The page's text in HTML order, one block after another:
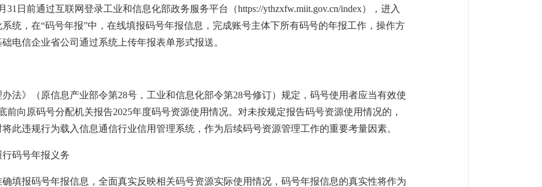
31日前通过互联网登录工业和信息化部政务服务平台（https://ythzxfw.miit.gov.cn/index），进入
统，在“码号年报”中，在线填报码号年报信息，完成账号主体下所有码号的年报工作，操作方
电信企业省公司通过系统上传年报表单形式报送。
法》（原信息产业部令第28号，工业和信息化部令第28号修订）规定，码号使用者应当有效使
前向原码号分配机关报告2025年度码号资源使用情况。对未按规定报告码号资源使用情况的，
此违规行为载入信息通信行业信用管理系统，作为后续码号资源管理工作的重要考量因素。
行码号年报义务
填报码号年报信息，全面真实反映相关码号资源实际使用情况，码号年报信息的真实性将作为